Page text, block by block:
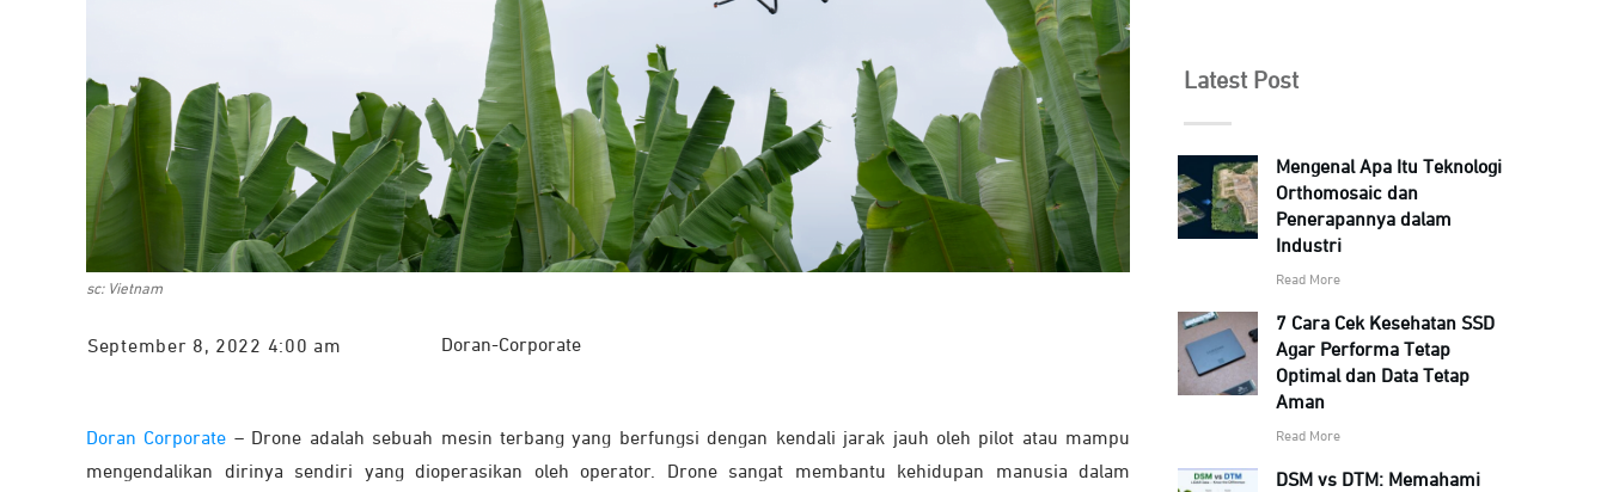
sc: Vietnam
September 8, 2022 4:00 am Doran-Corporate
Doran Corporate – Drone adalah sebuah mesin terbang yang berfungsi dengan kendali jarak jauh oleh pilot atau mampu
mengendalikan dirinya sendiri yang dioperasikan oleh operator. Drone sangat membantu kehidupan manusia dalam
Latest Post
Mengenal Apa Itu Teknologi
Orthomosaic dan
Penerapannya dalam
Industri
Read More
7 Cara Cek Kesehatan SSD
Agar Performa Tetap
Optimal dan Data Tetap
Aman
Read More
DSM vs DTM: Memahami